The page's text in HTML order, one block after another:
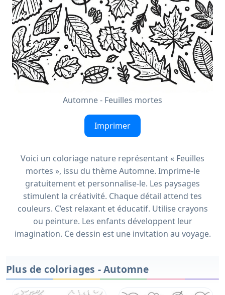
Automne - Feuilles mortes
Imprimer
Voici un coloriage nature représentant « Feuilles
mortes », issu du thème Automne. Imprime-le
gratuitement et personnalise-le. Les paysages
stimulent la créativité. Chaque détail attend tes
couleurs. C’est relaxant et éducatif. Utilise crayons
ou peinture. Les enfants développent leur
imagination. Ce dessin est une invitation au voyage.
Plus de coloriages - Automne